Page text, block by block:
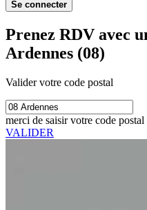
Se connecter
Prenez RDV avec
Ardennes (08)
Valider votre code postal
merci de saisir votre code postal
VALIDER